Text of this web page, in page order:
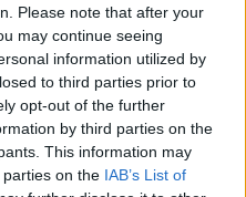
Please note that after your
may continue seeing
information utilized by
to third parties prior to
opt-out of the further
by third parties on the
This information may
on the IAB’s List of